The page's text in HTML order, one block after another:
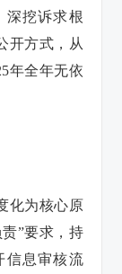
深挖诉求根
开方式，从
年全年无依
化为核心原
”要求，持
信息审核流